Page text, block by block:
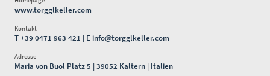
www.torgglkeller.com
Kontakt
T+39 0471 963 421 | E info@torgglkeller.com
Adresse
Maria von Buol Platz 5 | 39052 Kaltern | Italien